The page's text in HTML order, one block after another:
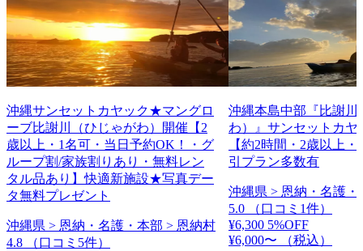
沖縄サンセットカヤック★マングロ
ーブ比謝川（ひじゃがわ）開催【2
歳以上・1名可・当日予約OK！・グ
ループ割/家族割りあり・無料レン
タル品あり】快適新施設★写真デー
タ無料プレゼント
沖縄県 > 恩納・名護・本部 > 恩納村
4.8
（口コミ5件）
沖縄本島中部『比謝川
わ）』サンセットカヤ
【約2時間・2歳以上
引プラン多数有
沖縄県 > 恩納・名護・
5.0
（口コミ1件）
¥6,300 5%OFF
¥6,000〜
（税込）